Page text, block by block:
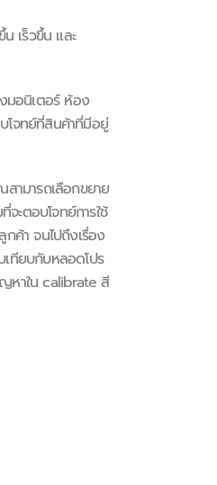
เร็วขึ้น และ
มอนิเตอร์ ห้อง
โจทย์ที่สินค้าที่มีอยู่
ามารถเลือกขยาย
ะตอบโจทย์การใช้
ค้า จนไปถึงเรื่อง
เทียบกับหลอดโปร
หาใน calibrate สี